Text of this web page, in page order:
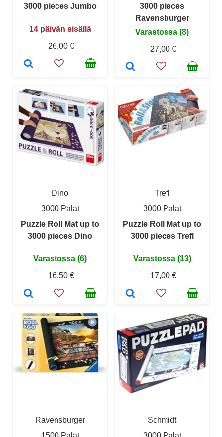
3000 pieces Jumbo
14 päivän sisällä
26,00 €
3000 pieces
Ravensburger
Varastossa (8)
27,00 €
Dino
3000 Palat
Puzzle Roll Mat up to
3000 pieces Dino
Varastossa (6)
16,50 €
Trefl
3000 Palat
Puzzle Roll Mat up to
3000 pieces Trefl
Varastossa (13)
17,00 €
Ravensburger
1500 Palat
Schmidt
3000 Palat